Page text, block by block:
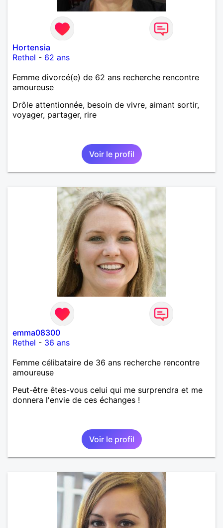
Hortensia
Rethel - 62 ans
Femme divorcé(e) de 62 ans recherche rencontre
amoureuse
Drôle attentionnée, besoin de vivre, aimant sortir,
voyager, partager, rire
Voir le profil
emma08300
Rethel - 36 ans
Femme célibataire de 36 ans recherche rencontre
amoureuse
Peut-être êtes-vous celui qui me surprendra et me
donnera l'envie de ces échanges !
Voir le profil